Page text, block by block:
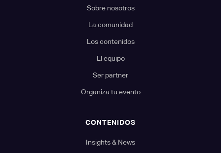
Sobre nosotros
La comunidad
Los contenidos
El equipo
Ser partner
Organiza tu evento
CONTENIDOS
Insights & News